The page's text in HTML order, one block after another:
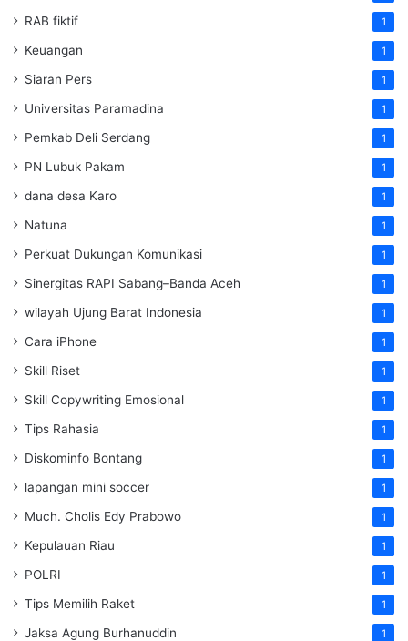
RAB fiktif 1
Keuangan 1
Siaran Pers 1
Universitas Paramadina 1
Pemkab Deli Serdang 1
PN Lubuk Pakam 1
dana desa Karo 1
Natuna 1
Perkuat Dukungan Komunikasi 1
Sinergitas RAPI Sabang–Banda Aceh 1
wilayah Ujung Barat Indonesia 1
Cara iPhone 1
Skill Riset 1
Skill Copywriting Emosional 1
Tips Rahasia 1
Diskominfo Bontang 1
lapangan mini soccer 1
Much. Cholis Edy Prabowo 1
Kepulauan Riau 1
POLRI 1
Tips Memilih Raket 1
Jaksa Agung Burhanuddin 1